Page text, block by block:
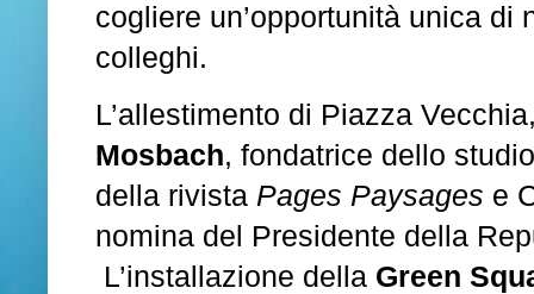
cogliere un’opportunità unica
colleghi.
L’allestimento di Piazza
Mosbach, fondatrice dello
della rivista Pages Paysages e
nomina del Presidente della
L’installazione della Green